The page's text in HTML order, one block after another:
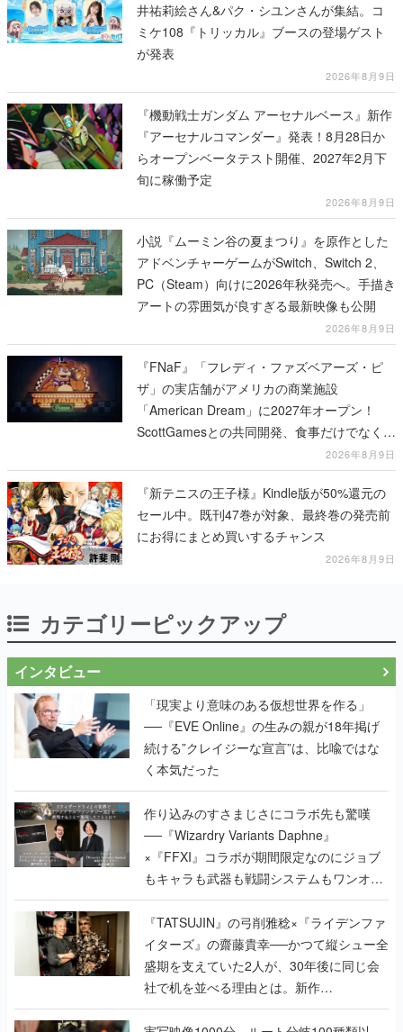
井祐莉絵さん&パク・シユンさんが集結。コ
ミケ108『トリッカル』ブースの登場ゲスト
が発表
2026年8月9日
『機動戦士ガンダム アーセナルベース』新作
『アーセナルコマンダー』発表！8月28日か
らオープンベータテスト開催、2027年2月下
旬に稼働予定
2026年8月9日
小説『ムーミン谷の夏まつり』を原作とした
アドベンチャーゲームがSwitch、Switch 2、
PC（Steam）向けに2026年秋発売へ。手描き
アートの雰囲気が良すぎる最新映像も公開
2026年8月9日
『FNaF』「フレディ・ファズベアーズ・ピ
ザ」の実店舗がアメリカの商業施設
「American Dream」に2027年オープン！
ScottGamesとの共同開発、食事だけでなくス
テージショーや没入型のホラー体験も楽しめ
る
2026年8月9日
『新テニスの王子様』Kindle版が50%還元の
セール中。既刊47巻が対象、最終巻の発売前
にお得にまとめ買いするチャンス
2026年8月9日
カテゴリーピックアップ
インタビュー
「現実より意味のある仮想世界を作る」
──『EVE Online』の生みの親が18年掲げ
続ける”クレイジーな宣言”は、比喩ではな
く本気だった
作り込みのすさまじさにコラボ先も驚嘆
──『Wizardry Variants Daphne』
×『FFXI』コラボが期間限定なのにジョブ
もキャラも武器も戦闘システムもワンオフ
で作り込まれた理由を両ディレクターに聞
く
『TATSUJIN』の弓削雅稔×『ライデンファ
イターズ』の齋藤貴幸──かつて縦シュー全
盛期を支えていた2人が、30年後に同じ会
社で机を並べる理由とは。新作
『TATSUJIN EXTREME』で初タッグを組